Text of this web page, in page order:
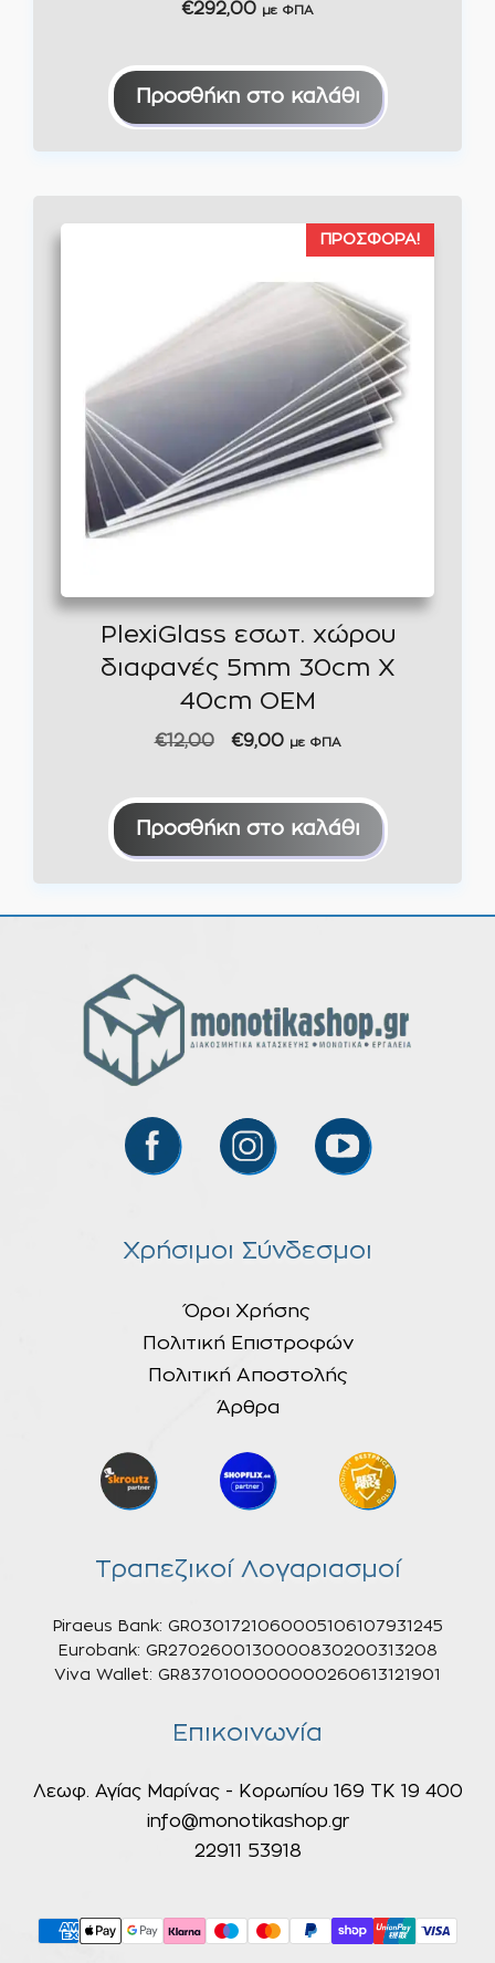
€292,00 με ΦΠΑ
Προσθήκη στο καλάθι
ΠΡΟΣΦΟΡΆ!
PlexiGlass εσωτ. χώρου
διαφανές 5mm 30cm X
40cm ΟΕΜ
€12,00
Original
was:
€12,00.
€9,00Η
τιμή
είναι:
με ΦΠΑ
Προσθήκη στο καλάθι
Χρήσιμοι Σύνδεσμοι
Όροι Χρήσης
Πολιτική Επιστροφών
Πολιτική Αποστολής
Άρθρα
Τραπεζικοί Λογαριασμοί
Piraeus Bank: GR0301721060005106107931245
Eurobank: GR2702600130000830200313208
Viva Wallet: GR8370100000000260613121901
Επικοινωνία
Λεωφ. Αγίας Μαρίνας - Κορωπίου 169 ΤΚ 19 400
info@monotikashop.gr
22911 53918